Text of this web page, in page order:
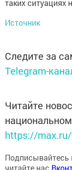
таких ситуациях
Источник
Следите за
Telegram-
Читайте
https://
Подписывайтесь